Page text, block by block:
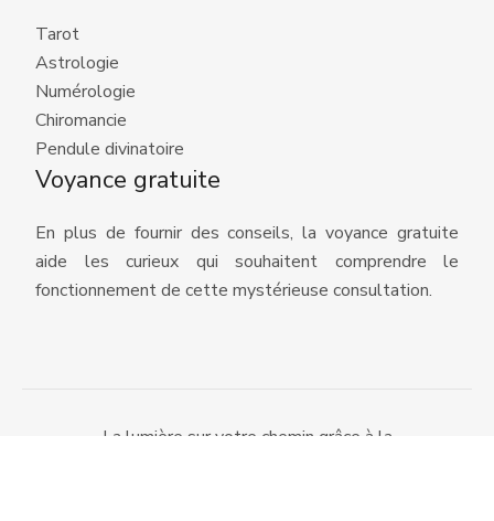
Tarot
Astrologie
Numérologie
Chiromancie
Pendule divinatoire
Voyance gratuite
En plus de fournir des conseils, la voyance gratuite
aide les curieux qui souhaitent comprendre le
fonctionnement de cette mystérieuse consultation.
La lumière sur votre chemin grâce à la